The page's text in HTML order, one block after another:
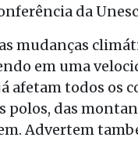
da
mudanças
em uma
afetam todos os
polos, das
Advertem